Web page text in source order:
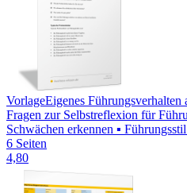
VorlageEigenes Führungsverhalten
Fragen zur Selbstreflexion für
Schwächen erkennen ▪
6 Seiten
4,80